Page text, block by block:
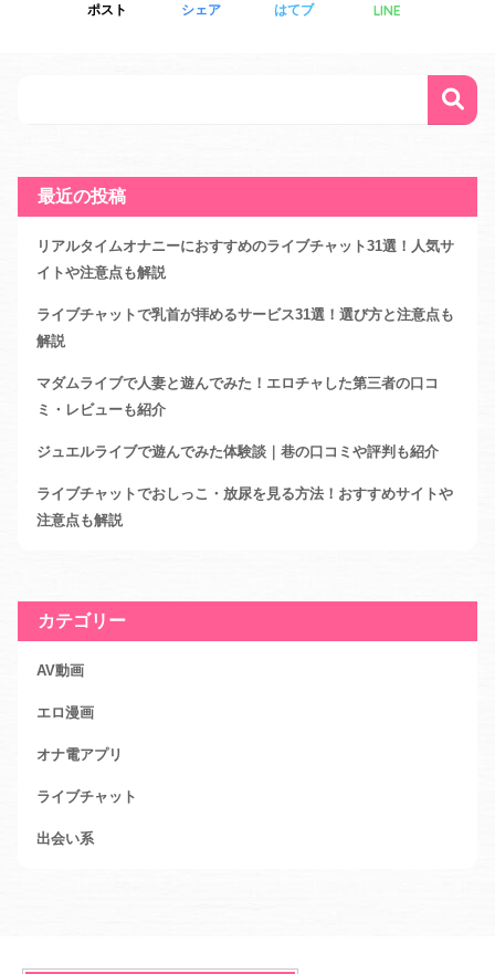
ポスト シェア はてブ LINE
最近の投稿
リアルタイムオナニーにおすすめのライブチャット31選！人気サ
イトや注意点も解説
ライブチャットで乳首が拝めるサービス31選！選び方と注意点も
解説
マダムライブで人妻と遊んでみた！エロチャした第三者の口コ
ミ・レビューも紹介
ジュエルライブで遊んでみた体験談｜巷の口コミや評判も紹介
ライブチャットでおしっこ・放尿を見る方法！おすすめサイトや
注意点も解説
カテゴリー
AV動画
エロ漫画
オナ電アプリ
ライブチャット
出会い系